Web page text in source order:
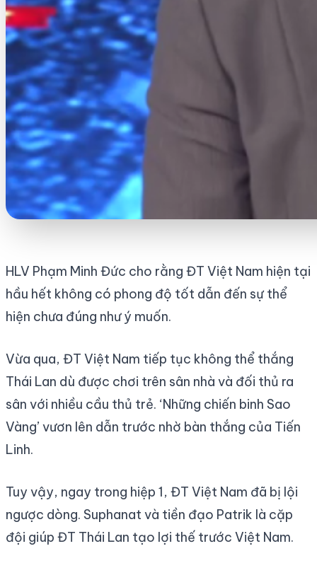
HLV Phạm Minh Đức cho rằng ĐT Việt Nam hiện tại
hầu hết không có phong độ tốt dẫn đến sự thể
hiện chưa đúng như ý muốn.
Vừa qua, ĐT Việt Nam tiếp tục không thể thắng
Thái Lan dù được chơi trên sân nhà và đối thủ ra
sân với nhiều cầu thủ trẻ. ‘Những chiến binh Sao
Vàng’ vươn lên dẫn trước nhờ bàn thắng của Tiến
Linh.
Tuy vậy, ngay trong hiệp 1, ĐT Việt Nam đã bị lội
ngược dòng. Suphanat và tiền đạo Patrik là cặp
đội giúp ĐT Thái Lan tạo lợi thế trước Việt Nam.